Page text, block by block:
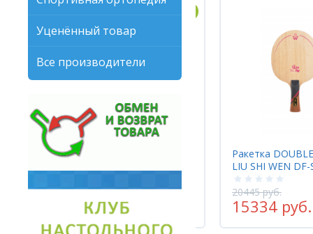
Уценённый товар
Все производители
Ракетка DOUBLE FISH (DOUBLE FISH
20445 руб.
15334 руб. -25%
Ракетка Gewo
PRO FL
12325 руб.
9860 руб.